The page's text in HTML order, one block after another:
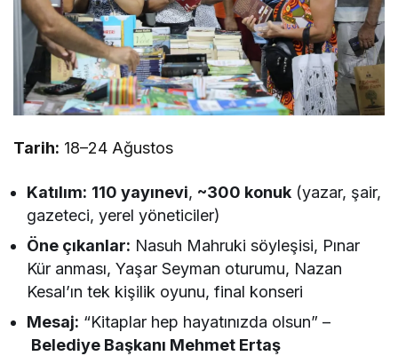
Tarih: 18–24 Ağustos
Katılım: 110 yayınevi, ~300 konuk (yazar, şair,
gazeteci, yerel yöneticiler)
Öne çıkanlar: Nasuh Mahruki söyleşisi, Pınar
Kür anması, Yaşar Seyman oturumu, Nazan
Kesal’ın tek kişilik oyunu, final konseri
Mesaj: “Kitaplar hep hayatınızda olsun” –
Belediye Başkanı Mehmet Ertaş